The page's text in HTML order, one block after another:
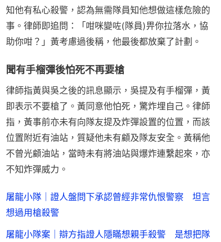
知他有私心殺警，認為無需隊員知他想做這樣危險的
事。律師即追問：「咁咪變咗(隊員)畀你拉落水，協
助你咁？」黃考慮過後稱，他最後都放棄了計劃。
聞有手榴彈後怕死不再要槍
律師指黃與吳之後的訊息顯示，吳提及有手榴彈，黃
即表示不要槍了。黃同意他怕死，驚炸埋自己。律師
指，黃事前亦未有向隊友提及炸彈設置的位置，而該
位置附近有油站，質疑他未有顧及隊友安全。黃稱他
不曾光顧油站，當時未有將油站與爆炸連繫起來，亦
不知炸彈威力。
屠龍小隊｜證人盤問下承認曾經非常仇恨警察 坦言
想過用槍殺警
屠龍小隊案｜辯方指證人隱瞞想親手殺警 是想把隊